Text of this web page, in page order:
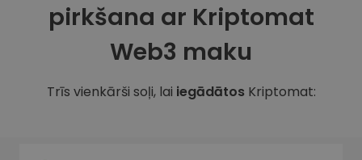
pirkšana ar Kriptomat
Web3 maku
Trīs vienkārši soļi, lai iegādātos Kriptomat: